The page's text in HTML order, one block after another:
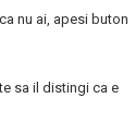
nu ai, apesi buton
sa il distingi ca e